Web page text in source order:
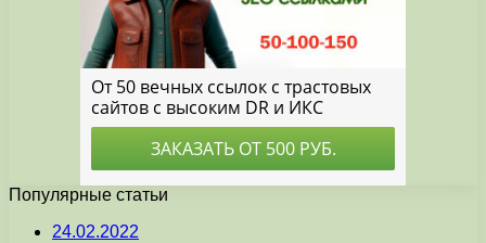
Популярные статьи
24.02.2022